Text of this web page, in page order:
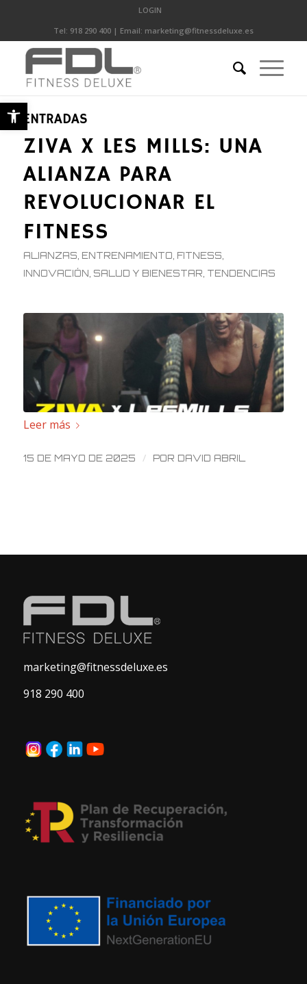
Abrir barra de herramientas
LOGIN
Tel: 918 290 400| Email: marketing@fitnessdeluxe.es
ENTRADAS
ZIVA X LES MILLS: UNA
ALIANZA PARA
REVOLUCIONAR EL
FITNESS
ALIANZAS ENTRENAMIENTO FITNESS
INNOVACIÓN SALUD Y BIENESTAR TENDENCIAS
Leer más
15 DE MAYO DE 2025 / POR DAVID ABRIL
marketing@fitnessdeluxe.es
918 290 400